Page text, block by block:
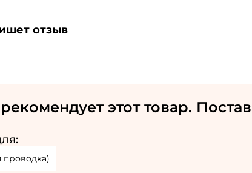
отзыв
этот товар.
проводка)
Создать аккаунт